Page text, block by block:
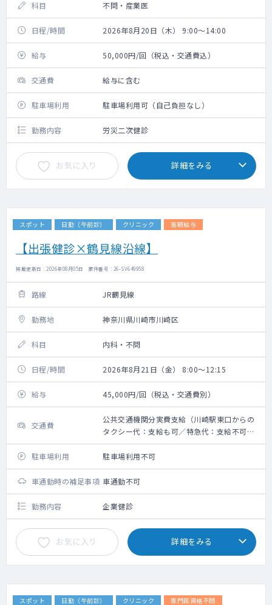
科目 不問・産業医
日程/時間 2026年8月20日（木） 9:00～14:00
給与 50,000円/回（税込・交通費込）
交通費 給与に含む
駐車場利用 駐車場利用可（自己負担なし）
勤務内容 労災二次健診
お気に入り 詳細をみる
スポット 日勤（午前診） クリニック 高額給与
【出張健診×鶴見線沿線】
掲載更新日 : 2026年08月05日 案件番号 : 26-SV649958
路線 JR鶴見線
勤務地 神奈川県川崎市川崎区
科目 内科・不問
日程/時間 2026年8月21日（金） 8:00～12:15
給与 45,000円/回（税込・交通費別）
交通費
公共交通機関分実費支給（川崎駅東口からの
タクシー代：支給も可／特急代：支給不可）
※上限10,000円
駐車場利用
駐車場利用不可
車通勤時の補足事項 車通勤不可
勤務内容 企業健診
お気に入り 詳細をみる
スポット 日勤（午前診） クリニック 専門医資格不問